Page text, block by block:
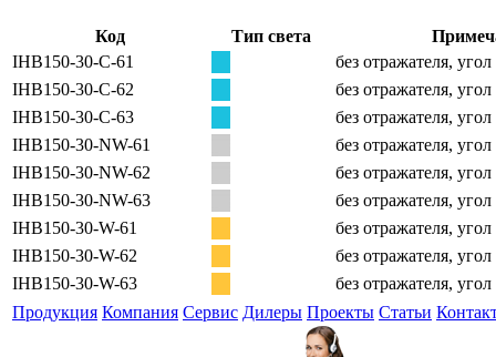
Код Тип света
IHB150-30-C-61
без отражателя,
IHB150-30-C-62
без отражателя,
IHB150-30-C-63
без отражателя,
IHB150-30-NW-61
без отражателя,
IHB150-30-NW-62
без отражателя,
IHB150-30-NW-63
без отражателя,
IHB150-30-W-61
без отражателя,
IHB150-30-W-62
без отражателя,
IHB150-30-W-63
без отражателя,
Продукция Компания Сервис Дилеры Проекты Статьи